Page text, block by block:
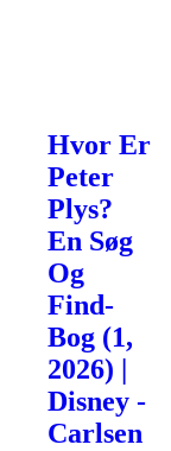
Hvor Er
Peter
Plys?
En Søg
Og
Find-
Bog (1,
2026) |
Disney -
Carlsen